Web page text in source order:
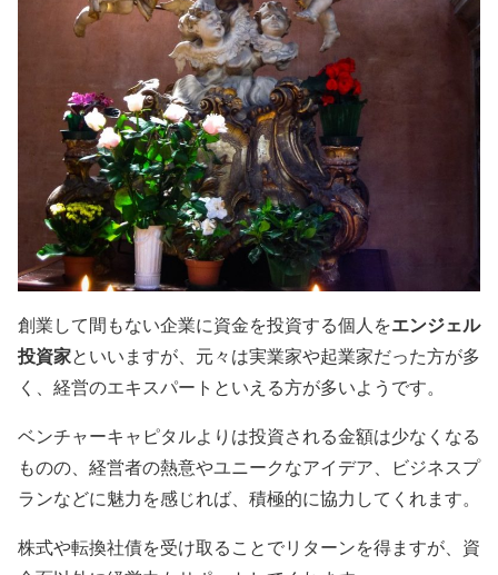
創業して間もない企業に資金を投資する個人をエンジェル
投資家といいますが、元々は実業家や起業家だった方が多
く、経営のエキスパートといえる方が多いようです。
ベンチャーキャピタルよりは投資される金額は少なくなる
ものの、経営者の熱意やユニークなアイデア、ビジネスプ
ランなどに魅力を感じれば、積極的に協力してくれます。
株式や転換社債を受け取ることでリターンを得ますが、資